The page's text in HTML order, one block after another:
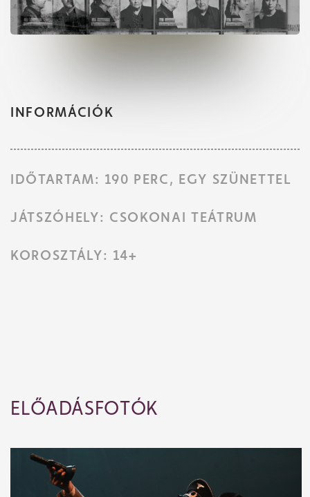
INFORMÁCIÓK
IDŐTARTAM: 190 PERC, EGY SZÜNETTEL
JÁTSZÓHELY: CSOKONAI TEÁTRUM
KOROSZTÁLY: 14+
ELŐADÁSFOTÓK